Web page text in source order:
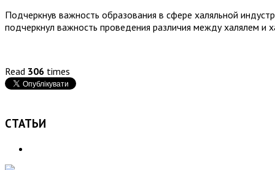
Подчеркнув важность образования в сфере халяльной
подчеркнул важность проведения различия между халялем
Read 306 times
СТАТЬИ